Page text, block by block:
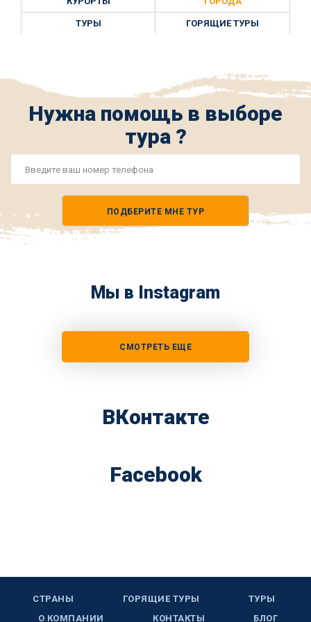
ТУРЫ ГОРЯЩИЕ ТУРЫ
Нужна помощь в выборе
тура ?
ПОДБЕРИТЕ МНЕ ТУР
Мы в Instagram
СМОТРЕТЬ ЕЩЕ
ВКонтакте
Facebook
СТРАНЫ ГОРЯЩИЕ ТУРЫ
ТУРЫ
О КОМПАНИИ
КОНТАКТЫ БЛОГ